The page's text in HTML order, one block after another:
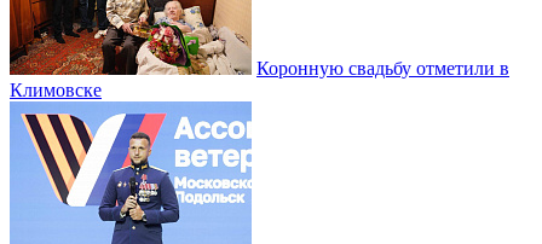
Коронную свадьбу отметили в
Климовске